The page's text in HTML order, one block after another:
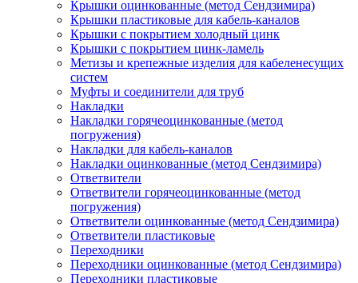
Крышки оцинкованные (метод Сендзимира)
Крышки пластиковые для кабель-каналов
Крышки с покрытием холодный цинк
Крышки с покрытием цинк-ламель
Метизы и крепежные изделия для кабеленесущих
систем
Муфты и соединители для труб
Накладки
Накладки горячеоцинкованные (метод
погружения)
Накладки для кабель-каналов
Накладки оцинкованные (метод Сендзимира)
Ответвители
Ответвители горячеоцинкованные (метод
погружения)
Ответвители оцинкованные (метод Сендзимира)
Ответвители пластиковые
Переходники
Переходники оцинкованные (метод Сендзимира)
Переходники пластиковые